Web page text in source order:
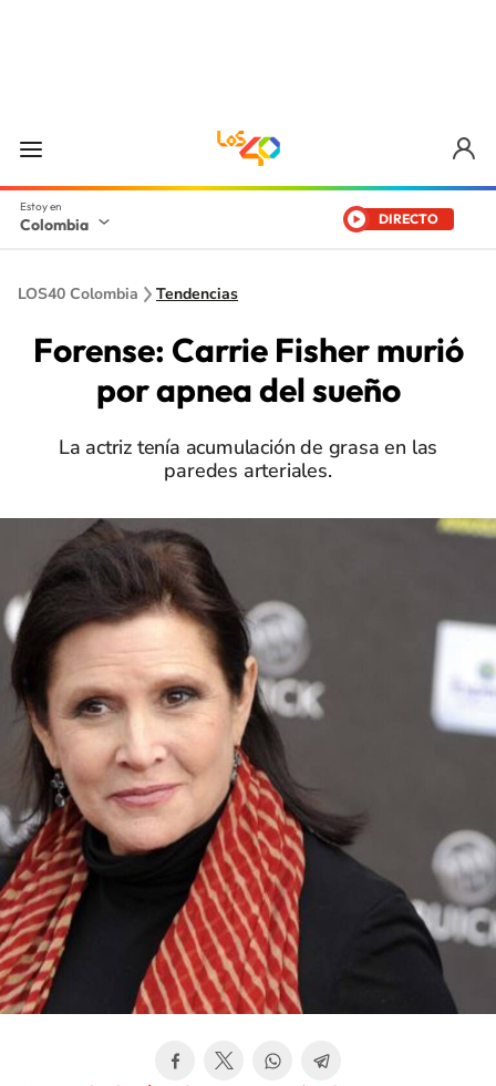
Colombia DIRECTO
LOS40 Colombia Tendencias
Forense: Carrie Fisher murió
por apnea del sueño
La actriz tenía acumulación de grasa en las
paredes arteriales.